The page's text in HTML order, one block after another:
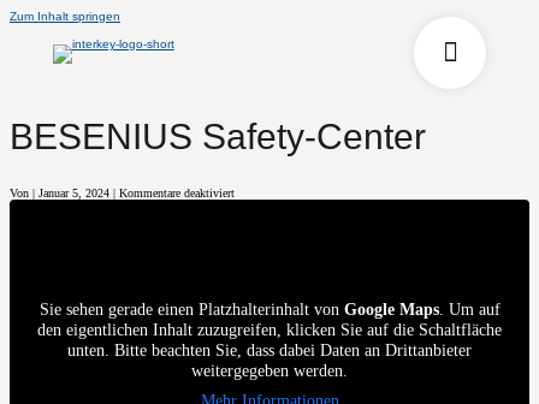
Zum Inhalt springen
BESENIUS Safety-Center
Von | Januar 5, 2024 | Kommentare deaktiviertfür
Sie sehen gerade einen Platzhalterinhalt von Google Maps. Um auf
den eigentlichen Inhalt zuzugreifen, klicken Sie auf die Schaltfläche
unten. Bitte beachten Sie, dass dabei Daten an Drittanbieter
weitergegeben werden.